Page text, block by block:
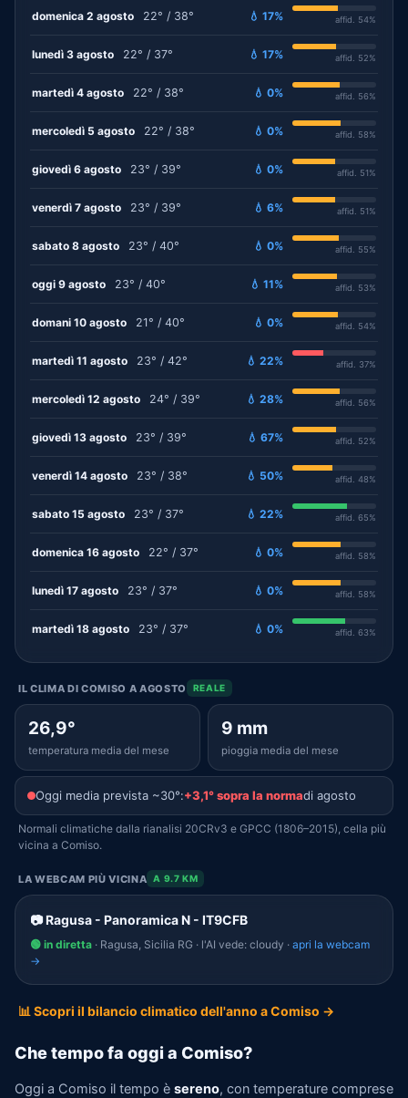
domenica 2 agosto 22° / 38° 💧 17% affid. 54%
lunedì 3 agosto 22° / 37° 💧 17% affid. 52%
martedì 4 agosto 22° / 38° 💧 0% affid. 56%
mercoledì 5 agosto 22° / 38° 💧 0% affid. 58%
giovedì 6 agosto 23° / 39° 💧 0% affid. 51%
venerdì 7 agosto 23° / 39° 💧 6% affid. 51%
sabato 8 agosto 23° / 40° 💧 0% affid. 55%
oggi 9 agosto 23° / 40° 💧 11% affid. 53%
domani 10 agosto 21° / 40° 💧 0% affid. 54%
martedì 11 agosto 23° / 42° 💧 22% affid. 37%
mercoledì 12 agosto 24° / 39° 💧 28% affid. 56%
giovedì 13 agosto 23° / 39° 💧 67% affid. 52%
venerdì 14 agosto 23° / 38° 💧 50% affid. 48%
sabato 15 agosto 23° / 37° 💧 22% affid. 65%
domenica 16 agosto 22° / 37° 💧 0% affid. 58%
lunedì 17 agosto 23° / 37° 💧 0% affid. 58%
martedì 18 agosto 23° / 37° 💧 0% affid. 63%
IL CLIMA DI COMISO A AGOSTO REALE
26,9°
temperatura media del mese
9 mm
pioggia media del mese
Oggi media prevista ~30°:+3,1° sopra la normadi agosto
Normali climatiche dalla rianalisi 20CRv3 e GPCC (1806–2015), cella più
vicina a Comiso.
LA WEBCAM PIÙ VICINA A 9.7 KM
📷 Ragusa - Panoramica N - IT9CFB
🟢 in diretta · Ragusa, Sicilia RG · l'AI vede: cloudy · apri la webcam
→
📊 Scopri il bilancio climatico dell'anno a Comiso →
Che tempo fa oggi a Comiso?
Oggi a Comiso il tempo è sereno, con temperature comprese